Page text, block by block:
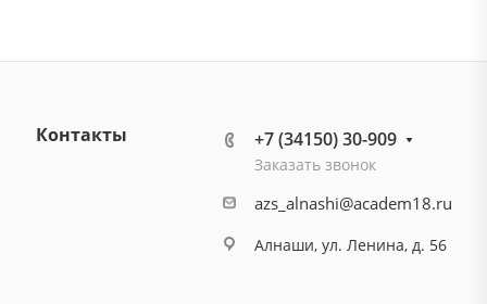
Контакты +7 (34150) 30-909
Заказать звонок
azs_alnashi@academ18.ru
Алнаши, ул. Ленина, д. 56